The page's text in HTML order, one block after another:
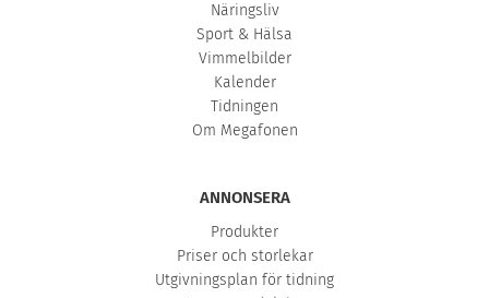
Näringsliv
Sport & Hälsa
Vimmelbilder
Kalender
Tidningen
Om Megafonen
ANNONSERA
Produkter
Priser och storlekar
Utgivningsplan för tidning